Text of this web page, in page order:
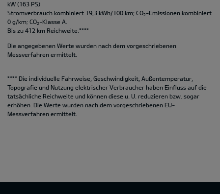
kW (163 PS)
Stromverbrauch kombiniert 19,3 kWh/100 km; CO2 -Emissionen kombiniert
0 g/km; CO2 -Klasse A.
Bis zu 412 km Reichweite.****
Die angegebenen Werte wurden nach dem vorgeschriebenen
Messverfahren ermittelt.
**** Die individuelle Fahrweise, Geschwindigkeit, Außentemperatur,
Topografie und Nutzung elektrischer Verbraucher haben Einfluss auf die
tatsächliche Reichweite und können diese u. U. reduzieren bzw. sogar
erhöhen. Die Werte wurden nach dem vorgeschriebenen EU-
Messverfahren ermittelt.